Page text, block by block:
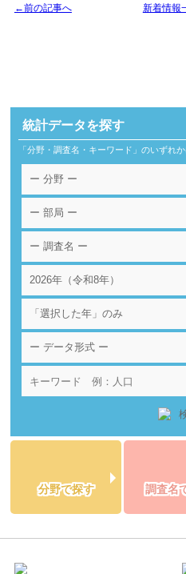
←前の記事へ 新着情報
統計データを探す
「分野・調査名・キーワード」のいずれ
分野で探す 調査名